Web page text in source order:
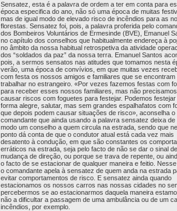
Sensatez, esta é a palavra de ordem a ter em conta para
época especifica do ano, não só uma época de muitas
mas de igual modo de elevado risco de incêndios para as
florestas. Sensatez foi, pois, a palavra proferida pelo
dos Bombeiros Voluntários de Ermesinde (BVE), Emanuel
no capítulo dos conselhos que habitualmente endereça à
no âmbito da nossa habitual retrospetiva da atividade
dos “soldados da paz” da nossa terra. Emanuel Santos
pois, a sermos sensatos nas atitudes que tomamos nesta
verão, uma época de convívios, em que muitas vezes
com festa os nossos amigos e familiares que se encontram
trabalhar no estrangeiro. «Por vezes fazemos festas com
para receber esses nossos familiares, mas não
causar riscos com foguetes para festejar. Podemos festejar
forma alegre, salutar, mas sem grandes espalhafatos com
que depois podem causar situações de risco», aconselha o
comandante que ainda usando a palavra sensatez deixa de
modo um conselho a quem circula na estrada, sendo que
ponto dá conta de que o condutor atual está cada vez mais
desatento à condução, em que são constantes os
erráticos na estrada, seja pelo facto de não se dar o sinal de
mudança de direção, ou porque se trava de repente, ou
o facto de se estacionar de qualquer maneira e feitio.
o comandante apela à sensatez de quem anda na estrada
evitar comportamentos de risco. E sensatez ainda quando
estacionamos os nossos carros nas nossas cidades no
percebermos se ao estacionarmos daquela maneira
não a dificultar a passagem de uma ambulância ou de um
incêndios, por exemplo.